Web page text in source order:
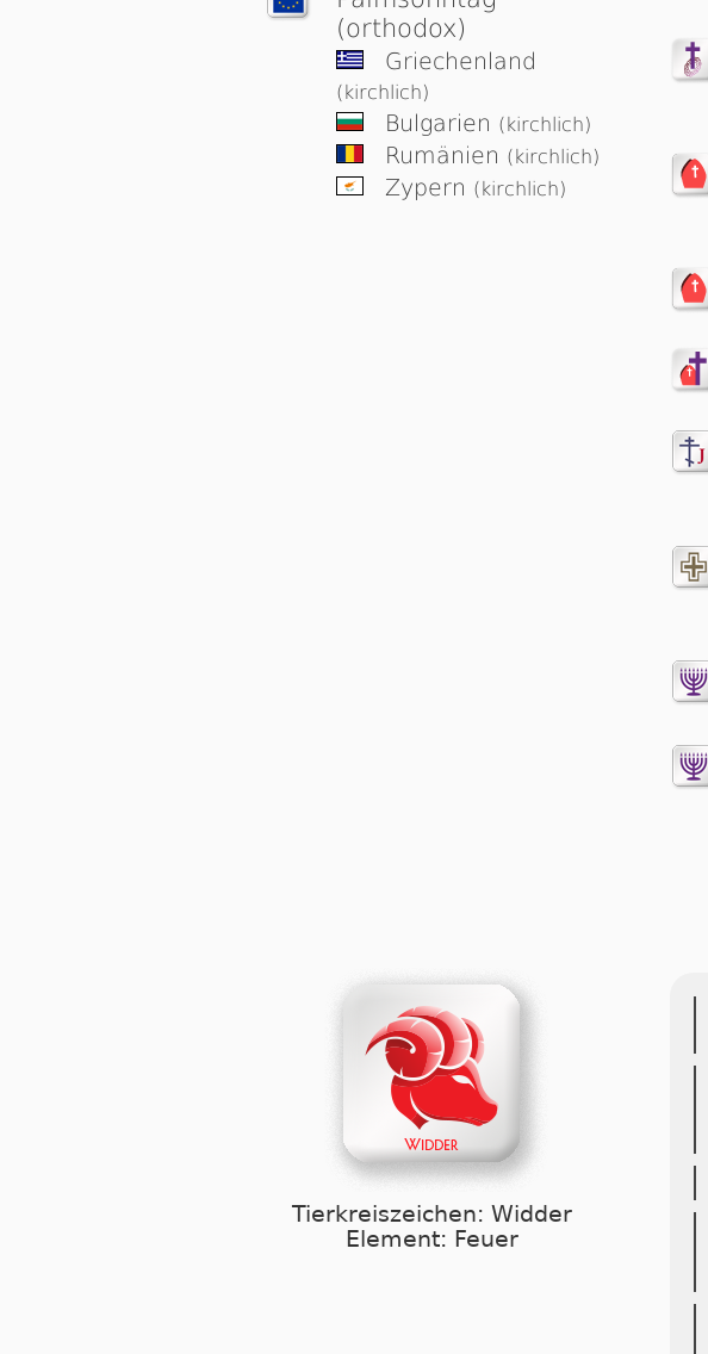
(orthodox)
Griechenland
(kirchlich)
Bulgarien (kirchlich)
Rumänien (kirchlich)
Zypern (kirchlich)
Tierkreiszeichen: Widder
Element: Feuer